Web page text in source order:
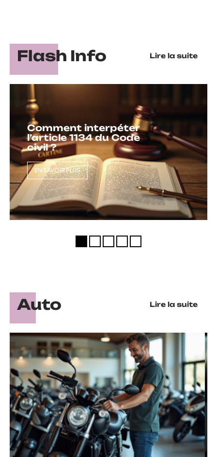
Flash Info Lire la suite
Comment interpéter
l’article 1134 du Code
civil ?
EN SAVOIR PLUS
Auto Lire la suite